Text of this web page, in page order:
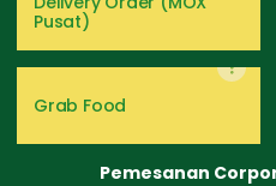
Pusat)
Grab Food
Pemesanan